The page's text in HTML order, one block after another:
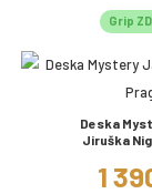
Grip
Deska
Jiruška
1